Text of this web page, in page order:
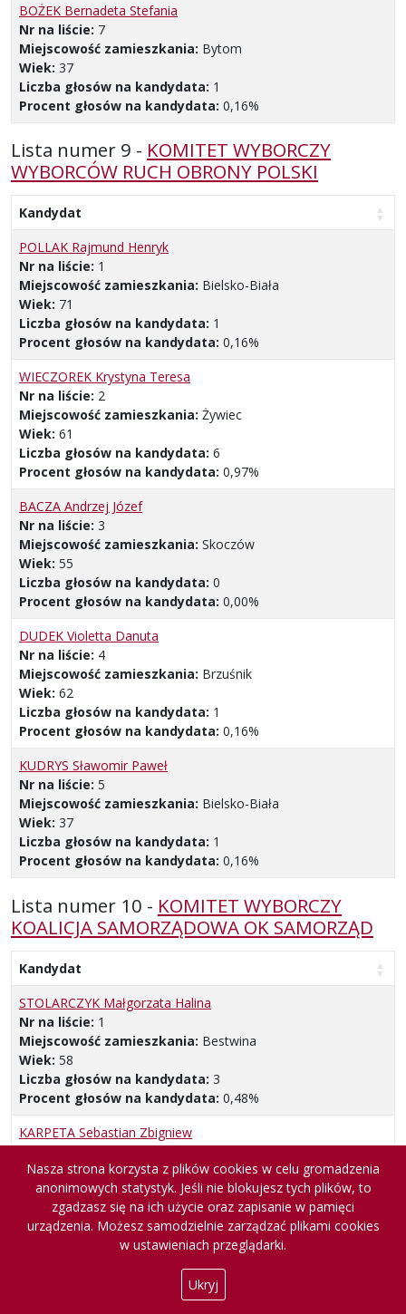
BOŻEK Bernadeta Stefania
Nr na liście: 7
Miejscowość zamieszkania: Bytom
Wiek: 37
Liczba głosów na kandydata: 1
Procent głosów na kandydata: 0,16%
Lista numer 9 - KOMITET WYBORCZY
WYBORCÓW RUCH OBRONY POLSKI
Kandydat
POLLAK Rajmund Henryk
Nr na liście: 1
Miejscowość zamieszkania: Bielsko-Biała
Wiek: 71
Liczba głosów na kandydata: 1
Procent głosów na kandydata: 0,16%
WIECZOREK Krystyna Teresa
Nr na liście: 2
Miejscowość zamieszkania: Żywiec
Wiek: 61
Liczba głosów na kandydata: 6
Procent głosów na kandydata: 0,97%
BACZA Andrzej Józef
Nr na liście: 3
Miejscowość zamieszkania: Skoczów
Wiek: 55
Liczba głosów na kandydata: 0
Procent głosów na kandydata: 0,00%
DUDEK Violetta Danuta
Nr na liście: 4
Miejscowość zamieszkania: Brzuśnik
Wiek: 62
Liczba głosów na kandydata: 1
Procent głosów na kandydata: 0,16%
KUDRYS Sławomir Paweł
Nr na liście: 5
Miejscowość zamieszkania: Bielsko-Biała
Wiek: 37
Liczba głosów na kandydata: 1
Procent głosów na kandydata: 0,16%
Lista numer 10 - KOMITET WYBORCZY
KOALICJA SAMORZĄDOWA OK SAMORZĄD
Kandydat
STOLARCZYK Małgorzata Halina
Nr na liście: 1
Miejscowość zamieszkania: Bestwina
Wiek: 58
Liczba głosów na kandydata: 3
Procent głosów na kandydata: 0,48%
KARPETA Sebastian Zbigniew
Miejscowość zamieszkania:Kaniów
Wiek:47
Liczba głosów na kandydata:0
Procent głosów na kandydata: 0,00%
Miejscowość zamieszkania:Czechowice-Dziedzice
Nasza strona korzysta z plików cookies w celu gromadzenia
anonimowych statystyk. Jeśli nie blokujesz tych plików, to
zgadzasz się na ich użycie oraz zapisanie w pamięci
urządzenia. Możesz samodzielnie zarządzać plikami cookies
w ustawieniach przeglądarki.
Ukryj